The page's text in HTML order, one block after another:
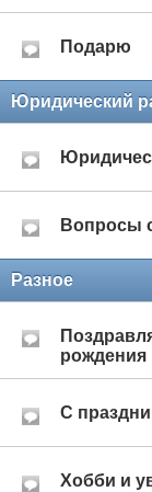
Подарю
Юридический
Вопросы
Разное
рождения
С
Хобби и